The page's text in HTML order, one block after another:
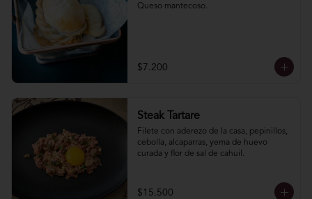
Queso mantecoso.
$7.200
Steak Tartare
Filete con aderezo de la casa, pepinillos,
cebolla, alcaparras, yema de huevo
curada y flor de sal de cahuil.
$15.500